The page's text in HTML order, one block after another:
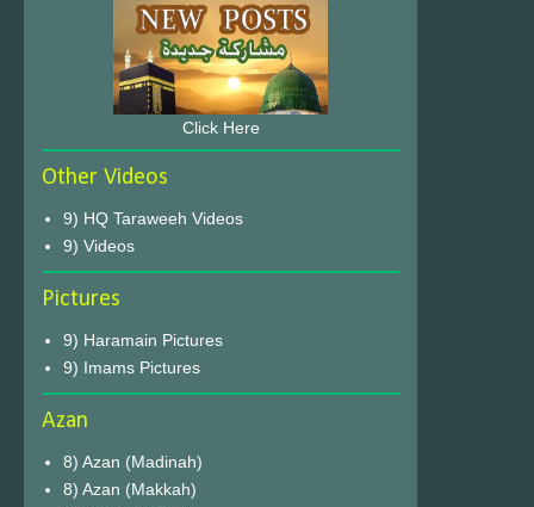
Click Here
Other Videos
9) HQ Taraweeh Videos
9) Videos
Pictures
9) Haramain Pictures
9) Imams Pictures
Azan
8) Azan (Madinah)
8) Azan (Makkah)